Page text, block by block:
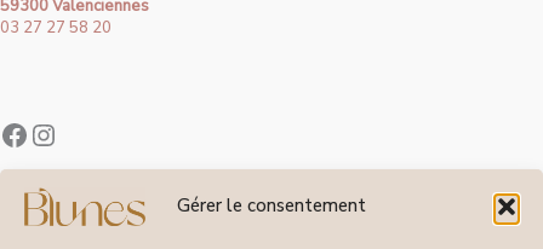
Gérer le consentement
59300 Valenciennes
03 27 27 58 20
Contact
À Propos de Blunes